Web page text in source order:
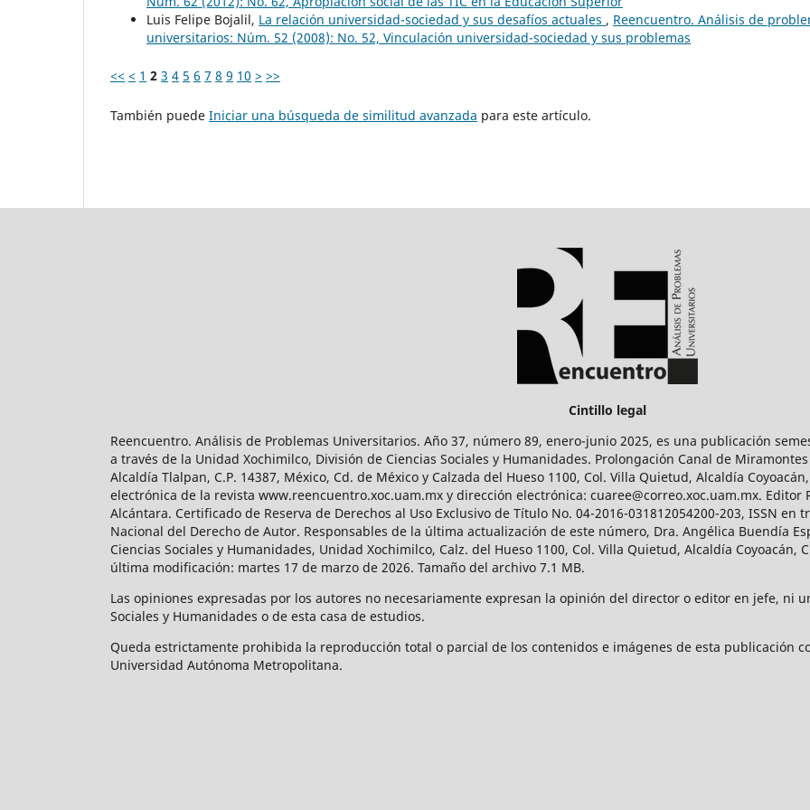
Luis Felipe Bojalil, La relación universidad-sociedad y sus desafíos actuales , Reencuentro. Análisis de
universitarios: Núm. 52 (2008): No. 52, Vinculación universidad-sociedad y sus problemas
<< < 1 2 3 4 5 6 7 8 9 10 > >>
También puede Iniciar una búsqueda de similitud avanzada para este artículo.
Cintillo legal
Reencuentro. Análisis de Problemas Universitarios. Año 37, número 89, enero-junio 2025, es una publicación
a través de la Unidad Xochimilco, División de Ciencias Sociales y Humanidades. Prolongación Canal de Miramontes
Alcaldía Tlalpan, C.P. 14387, México, Cd. de México y Calzada del Hueso 1100, Col. Villa Quietud, Alcaldía
electrónica de la revista www.reencuentro.xoc.uam.mx y dirección electrónica: cuaree@correo.xoc.uam.mx. Editor
Alcántara. Certificado de Reserva de Derechos al Uso Exclusivo de Título No. 04-2016-031812054200-203, ISSN
Nacional del Derecho de Autor. Responsables de la última actualización de este número, Dra. Angélica Buendía
Ciencias Sociales y Humanidades, Unidad Xochimilco, Calz. del Hueso 1100, Col. Villa Quietud, Alcaldía Coyoacán,
última modificación: martes 17 de marzo de 2026. Tamaño del archivo 7.1 MB.
Las opiniones expresadas por los autores no necesariamente expresan la opinión del director o editor en jefe, ni
Sociales y Humanidades o de esta casa de estudios.
Queda estrictamente prohibida la reproducción total o parcial de los contenidos e imágenes de esta publicación
Universidad Autónoma Metropolitana.